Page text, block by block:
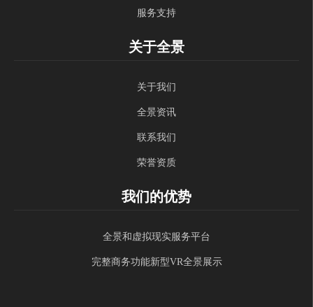
服务支持
关于全景
关于我们
全景资讯
联系我们
荣誉资质
我们的优势
全景和虚拟现实服务平台
完整商务功能新型VR全景展示